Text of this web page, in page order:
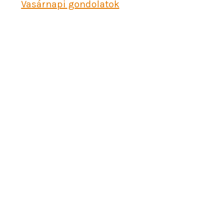
Vasárnapi gondolatok